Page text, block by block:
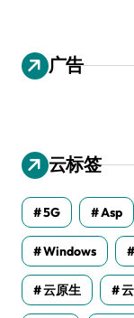
广告
云标签
5G Asp
Windows
云原生